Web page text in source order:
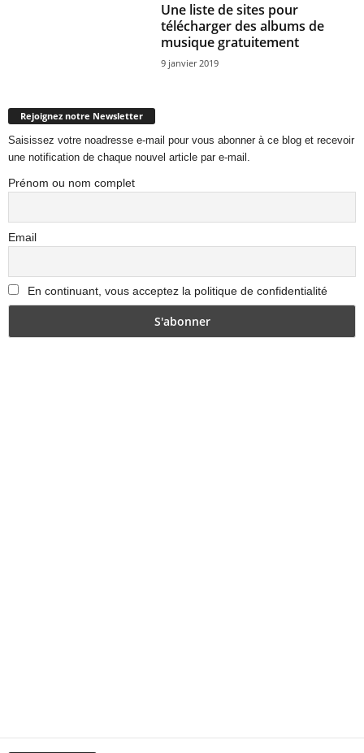
Une liste de sites pour
télécharger des albums de
musique gratuitement
9 janvier 2019
Rejoignez notre Newsletter
Saisissez votre noadresse e-mail pour vous abonner à ce blog et recevoir
une notification de chaque nouvel article par e-mail.
Prénom ou nom complet
Email
En continuant, vous acceptez la politique de confidentialité